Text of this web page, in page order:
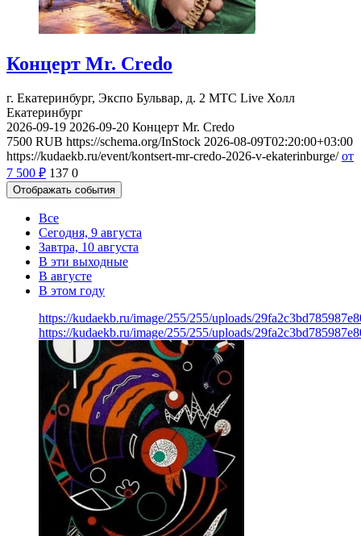
Концерт Mr. Credo
г. Екатеринбург, Экспо Бульвар, д. 2 МТС Live Холл
Екатеринбург
2026-09-19 2026-09-20 Концерт Mr. Credo
7500 RUB https://schema.org/InStock 2026-08-09T02:20:00+03:00
https://kudaekb.ru/event/kontsert-mr-credo-2026-v-ekaterinburge/ от
7 500 ₽ 137 0
Отображать события
Все
Сегодня, 9 августа
Завтра, 10 августа
В эти выходные
В августе
В этом году
https://kudaekb.ru/image/255/255/uploads/
https://kudaekb.ru/image/255/255/uploads/